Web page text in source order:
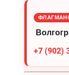
+7 (902)